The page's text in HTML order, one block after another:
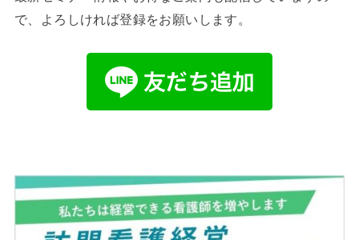
で、よろしければ登録をお願いします。